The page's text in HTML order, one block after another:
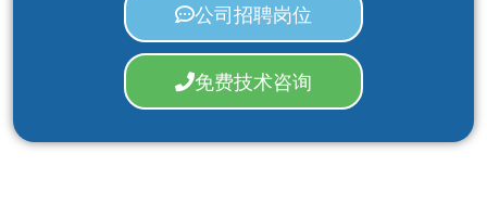
公司招聘岗位
免费技术咨询